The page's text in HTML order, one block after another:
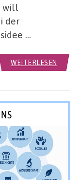
will
der
…
WEITERLESEN